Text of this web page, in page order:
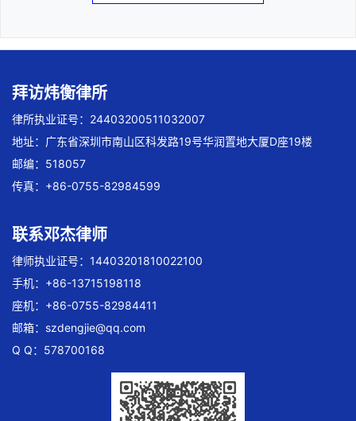
拜访炜衡律所
律所执业证号：24403200511032007
地址：广东省深圳市南山区科发路19号华润置地大厦D座19楼
邮编：518057
传真：+86-0755-82984599
联系邓杰律师
律师执业证号：14403201810022100
手机：+86-13715198118
座机：+86-0755-82984411
邮箱： szdengjie@qq.com
Q Q：578700168